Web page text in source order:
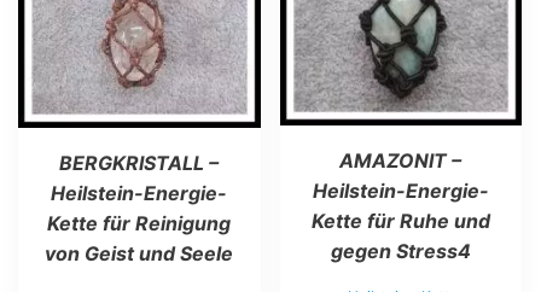
BERGKRISTALL –
Heilstein-Energie-
Kette für Reinigung
von Geist und Seele
AMAZONIT –
Heilstein-Energie-
Kette für Ruhe und
gegen Stress4